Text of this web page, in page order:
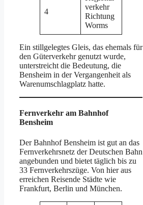
4
verkehr
Richtung
Worms
Ein stillgelegtes Gleis, das ehemals für
den Güterverkehr genutzt wurde,
unterstreicht die Bedeutung, die
Bensheim in der Vergangenheit als
Warenumschlagplatz hatte.
Fernverkehr am Bahnhof
Bensheim
Der Bahnhof Bensheim ist gut an das
Fernverkehrsnetz der Deutschen Bahn
angebunden und bietet täglich bis zu
33 Fernverkehrszüge. Von hier aus
erreichen Reisende Städte wie
Frankfurt, Berlin und München.